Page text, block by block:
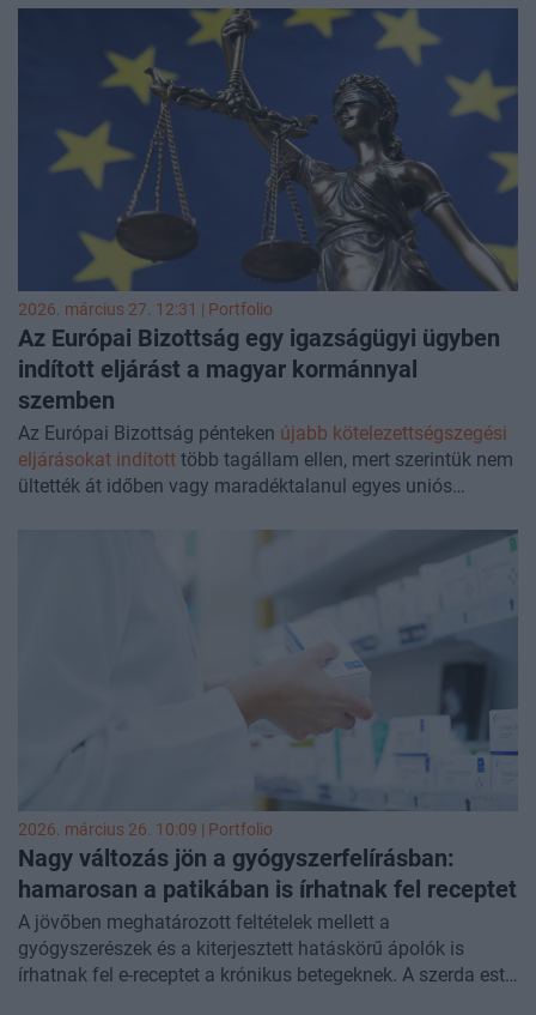
2026. március 27. 12:31 | Portfolio
Az Európai Bizottság egy igazságügyi ügyben
indított eljárást a magyar kormánnyal
szemben
Az Európai Bizottság pénteken újabb kötelezettségszegési
eljárásokat indított több tagállam ellen, mert szerintük nem
ültették át időben vagy maradéktalanul egyes uniós
digitális bizonyítékokhoz való gyorsabb hatósági
hozzáférést célzó e‑evidence irányelv miatt került a
Bizottság célkeresztjébe: Brüsszel úgy látja, Budapest nem
jelezte a február 18-i határidőre a direktíva teljes
2026. március 26. 10:09 | Portfolio
Nagy változás jön a gyógyszerfelírásban:
hamarosan a patikában is írhatnak fel receptet
A jövőben meghatározott feltételek mellett a
gyógyszerészek és a kiterjesztett hatáskörű ápolók is
írhatnak fel e-receptet a krónikus betegeknek. A szerda este